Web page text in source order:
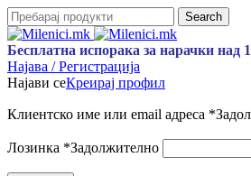
Search
Бесплатна испорака за нарачки над
Најава / Регистрација
Најави сеКреирај профил
Клиентско име или email адреса *
Лозинка *Задолжително